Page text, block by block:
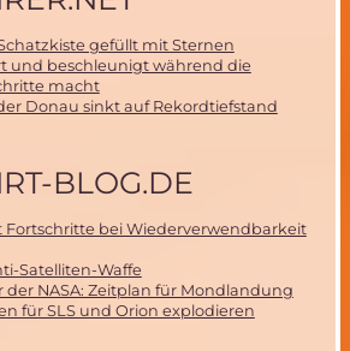
gefüllt mit Sternen
und beschleunigt während die
macht
Donau sinkt auf Rekordtiefstand
BLOG.DE
Fortschritte bei Wiederverwendbarkeit
Satelliten-Waffe
der NASA: Zeitplan für Mondlandung
für SLS und Orion explodieren